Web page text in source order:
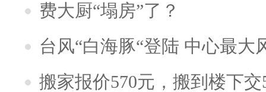
费大厨“塌房”了？
台风“白海豚“登陆 中心最大
搬家报价570元，搬到楼下